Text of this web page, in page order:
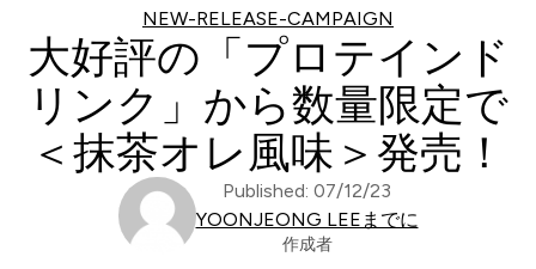
NEW-RELEASE-CAMPAIGN
大好評の「プロテインド
リンク」から数量限定で
＜抹茶オレ風味＞発売！
Published: 07/12/23
YOONJEONG LEEまでに
作成者